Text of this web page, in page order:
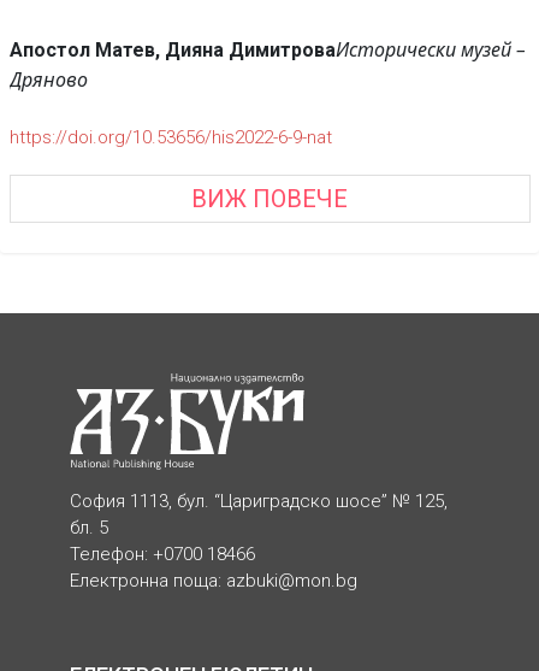
Апостол Матев, Дияна ДимитроваИсторически музей –
Дряново
https://doi.org/10.53656/his2022-6-9-nat
ВИЖ ПОВЕЧЕ
София 1113, бул. “Цариградско шосе” № 125,
бл. 5
Телефон: +0700 18466
Електронна поща: azbuki@mon.bg